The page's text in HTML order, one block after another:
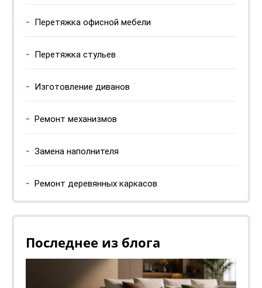
Перетяжка офисной мебели
Перетяжка стульев
Изготовление диванов
Ремонт механизмов
Замена наполнителя
Ремонт деревянных каркасов
Последнее из блога